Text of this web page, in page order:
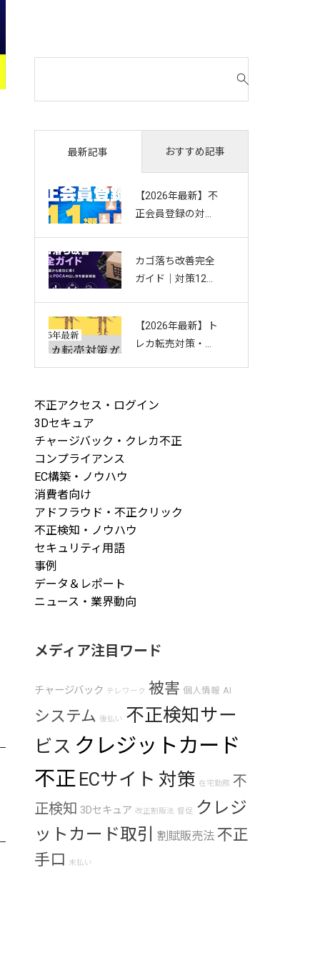
対
最新記事 おすすめ記事
【2026年最新】不
正会員登録の対策
アドを防ぐお悩み
別ガイド
カゴ落ち改善完全
ガイド｜対策12選
回し方を徹底解説
【2026年最新】ト
レカ転売対策・完
不正アクセス・ログイン
3Dセキュア
チャージバック・クレカ不正
コンプライアンス
EC構築・ノウハウ
消費者向け
アドフラウド・不正クリック
不正検知・ノウハウ
セキュリティ用語
事例
データ＆レポート
ニュース・業界動向
メディア注目ワード
チャージバック テレワーク 被害 個人情報 AI
システム 後払い 不正検知サー
ビス クレジットカード
不正 ECサイト 対策 在宅勤務 不
正検知 3Dセキュア 改正割販法 督促 クレジ
ットカード取引
割賦販売法 不正
手口 未払い